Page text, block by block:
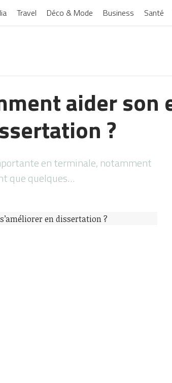
Travel Déco & Mode Business Santé
aider son
?
en terminale, notamment
que quelques…